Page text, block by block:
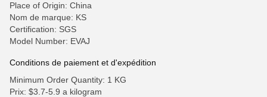
Place of Origin: China
Nom de marque: KS
Certification: SGS
Model Number: EVAJ
Conditions de paiement et d'expédition
Minimum Order Quantity: 1 KG
Prix: $3.7-5.9 a kilogram